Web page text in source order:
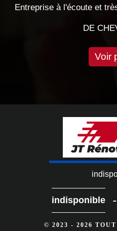
je recommande
Voir
indisponible -
© 2023 - 2026